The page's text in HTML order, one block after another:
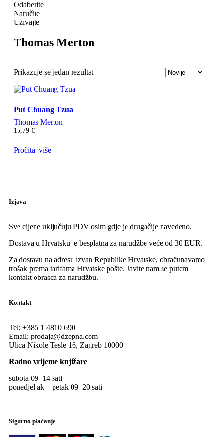
Odaberite
Naručite
Uživajte
Thomas Merton
Prikazuje se jedan rezultat
Put Chuang Tzua
Thomas Merton
15,79 €
Pročitaj više
Izjava
Sve cijene uključuju PDV osim gdje je drugačije navedeno.
Dostava u Hrvatsku je besplatna za narudžbe veće od 30 EUR.
Za dostavu na adresu izvan Republike Hrvatske, obračunavamo
trošak prema tarifama Hrvatske pošte. Javite nam se putem
kontakt obrasca za narudžbu.
Kontakt
Tel: +385 1 4810 690
Email: prodaja@dzepna.com
Ulica Nikole Tesle 16, Zagreb 10000
Radno vrijeme knjižare
subota 09–14 sati
ponedjeljak – petak 09–20 sati
Sigurno plaćanje